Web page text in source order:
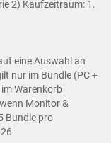
2) Kaufzeitraum: 1.
eine Auswahl an
nur im Bundle (PC +
Warenkorb
Monitor &
Bundle pro